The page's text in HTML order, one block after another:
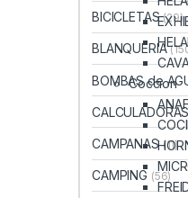
Coccion
BICICLETAS(29)
BLANQUERIA
BOMBAS de
CAMPANAS(11)
CAMPING (56)